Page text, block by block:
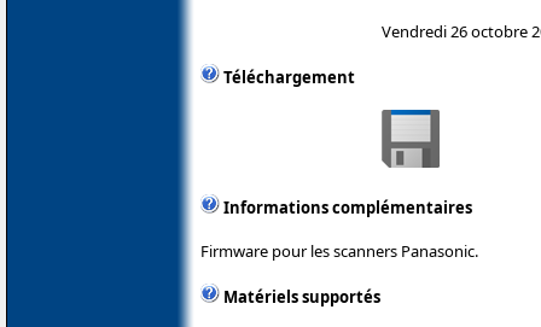
Vendredi 26 octobre
Téléchargement
Informations complémentaires
Firmware pour les scanners Panasonic.
Matériels supportés